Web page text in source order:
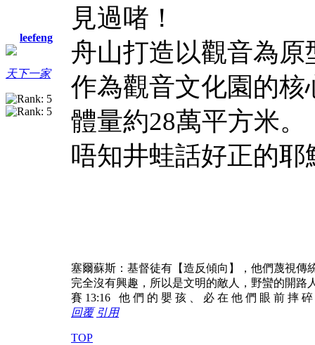
leefeng
天下一家
見過啫！
舟山打造以觀音為
作為觀音文化園的核
體量約28萬平方米。
唔知井蛙話好正的
塞爾蘇斯：基督徒有【造反傾向】，他們蔑視傳
完全沒有興趣，所以是文明的敵人，野蠻的開路
賽 13:16 他 們 的 嬰 孩 、 必 在 他 們 眼 前 摔
回覆 引用
TOP